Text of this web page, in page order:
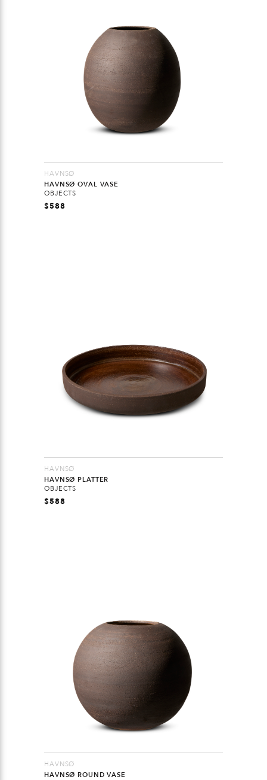
HAVNSØ
HAVNSØ OVAL VASE
OBJECTS
$588
HAVNSØ
HAVNSØ PLATTER
OBJECTS
$588
HAVNSØ
HAVNSØ ROUND VASE